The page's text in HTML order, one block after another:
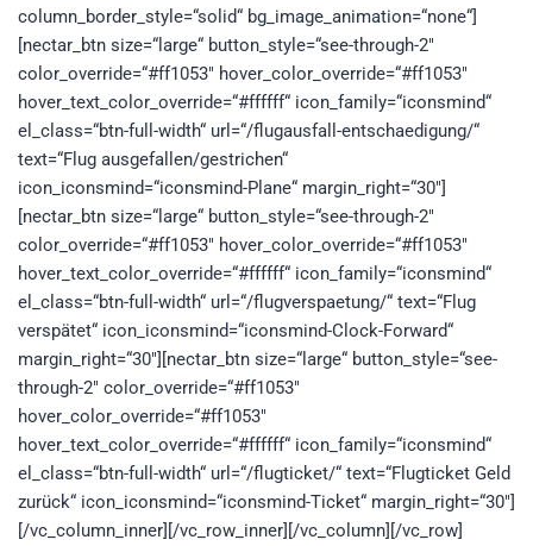
column_border_style=“solid“ bg_image_animation=“none“]
[nectar_btn size=“large“ button_style=“see-through-2″
color_override=“#ff1053″ hover_color_override=“#ff1053″
hover_text_color_override=“#ffffff“ icon_family=“iconsmind“
el_class=“btn-full-width“ url=“/flugausfall-entschaedigung/“
text=“Flug ausgefallen/gestrichen“
icon_iconsmind=“iconsmind-Plane“ margin_right=“30″]
[nectar_btn size=“large“ button_style=“see-through-2″
color_override=“#ff1053″ hover_color_override=“#ff1053″
hover_text_color_override=“#ffffff“ icon_family=“iconsmind“
el_class=“btn-full-width“ url=“/flugverspaetung/“ text=“Flug
verspätet“ icon_iconsmind=“iconsmind-Clock-Forward“
margin_right=“30″][nectar_btn size=“large“ button_style=“see-
through-2″ color_override=“#ff1053″
hover_color_override=“#ff1053″
hover_text_color_override=“#ffffff“ icon_family=“iconsmind“
el_class=“btn-full-width“ url=“/flugticket/“ text=“Flugticket Geld
zurück“ icon_iconsmind=“iconsmind-Ticket“ margin_right=“30″]
[/vc_column_inner][/vc_row_inner][/vc_column][/vc_row]